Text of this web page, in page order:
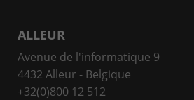
ALLEUR
Avenue de l'informatique 9
4432 Alleur - Belgique
+32(0)800 12 512